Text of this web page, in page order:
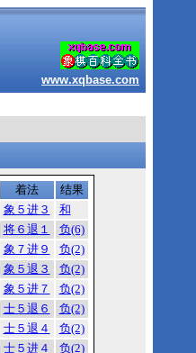
www.xqbase.com
着法
结果
象５进３
和
将６退１
负(6)
象７进９
负(2)
象５退３
负(2)
象５进７
负(2)
士５退６
负(2)
士５退４
负(2)
士５进４
负(2)